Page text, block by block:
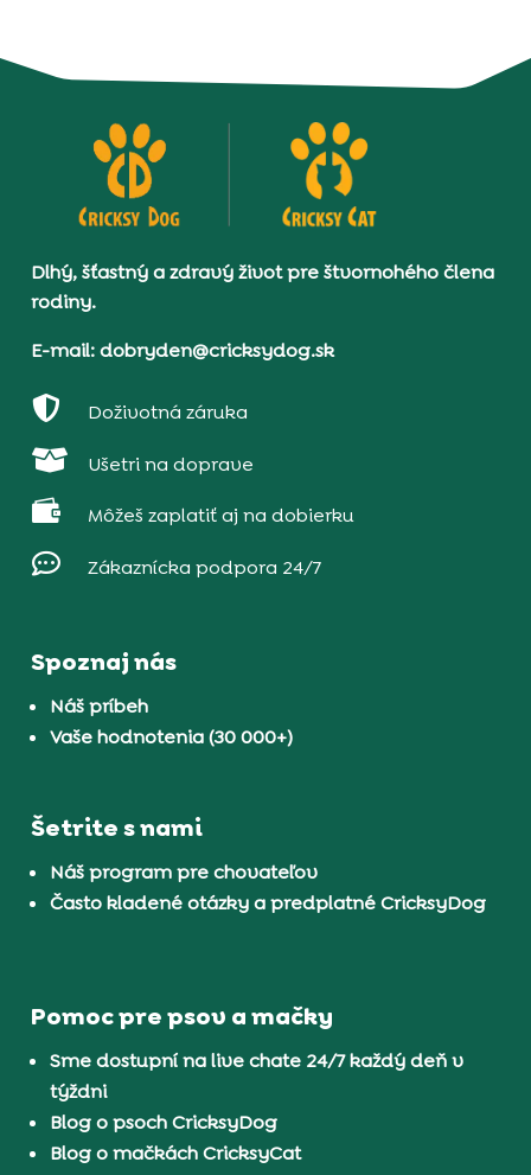
Dlhý, šťastný a zdravý život pre štvornohého člena
rodiny.
E-mail: dobryden@cricksydog.sk
 Doživotná záruka
 Ušetri na doprave
 Môžeš zaplatiť aj na dobierku
 Zákaznícka podpora 24/7
Spoznaj nás
Náš príbeh
Vaše hodnotenia (30 000+)
Šetrite s nami
Náš program pre chovateľov
Často kladené otázky a predplatné CricksyDog
Pomoc pre psov a mačky
Sme dostupní na live chate 24/7 každý deň v
týždni
Blog o psoch CricksyDog
Blog o mačkách CricksyCat